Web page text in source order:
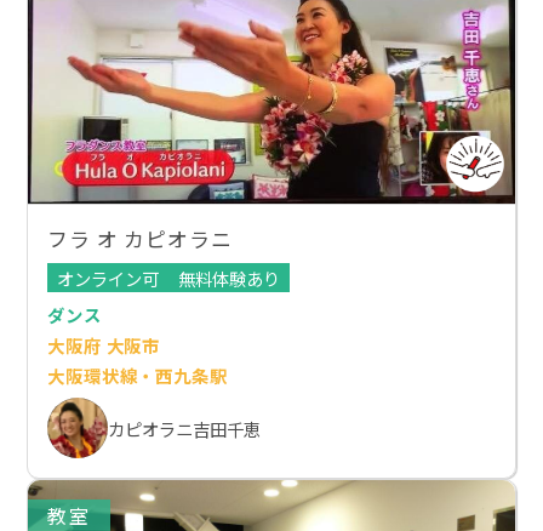
フラ オ カピオラニ
オンライン可
無料体験あり
ダンス
大阪府 大阪市
大阪環状線・西九条駅
カピオラニ吉田千恵
教室